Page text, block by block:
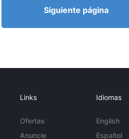
Siguiente página
Links
Ofertas
Anuncie
Idiomas
English
Español